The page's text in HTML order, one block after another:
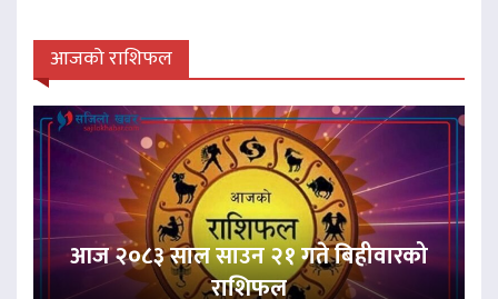
आजको राशिफल
आज २०८३ साल साउन २१ गते बिहीवारको
राशिफल